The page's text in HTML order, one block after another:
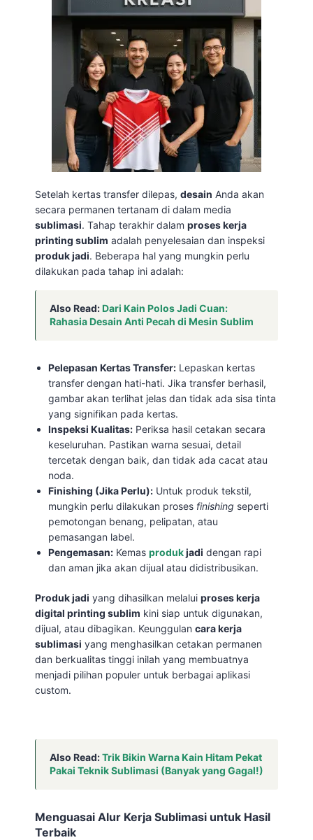
Setelah kertas transfer dilepas, desain Anda akan
secara permanen tertanam di dalam media
sublimasi. Tahap terakhir dalam proses kerja
printing sublim adalah penyelesaian dan inspeksi
produk jadi. Beberapa hal yang mungkin perlu
dilakukan pada tahap ini adalah:
Also Read:Dari Kain Polos Jadi Cuan:
Rahasia Desain Anti Pecah di Mesin Sublim
Pelepasan Kertas Transfer: Lepaskan kertas
transfer dengan hati-hati. Jika transfer berhasil,
gambar akan terlihat jelas dan tidak ada sisa tinta
yang signifikan pada kertas.
Inspeksi Kualitas: Periksa hasil cetakan secara
keseluruhan. Pastikan warna sesuai, detail
tercetak dengan baik, dan tidak ada cacat atau
noda.
Finishing (Jika Perlu): Untuk produk tekstil,
mungkin perlu dilakukan proses finishing seperti
pemotongan benang, pelipatan, atau
pemasangan label.
Pengemasan: Kemasprodukjadi dengan rapi
dan aman jika akan dijual atau didistribusikan.
Produk jadi yang dihasilkan melalui proses kerja
digital printing sublim kini siap untuk digunakan,
dijual, atau dibagikan. Keunggulan cara kerja
sublimasi yang menghasilkan cetakan permanen
dan berkualitas tinggi inilah yang membuatnya
menjadi pilihan populer untuk berbagai aplikasi
custom.
Also Read:Trik Bikin Warna Kain Hitam Pekat
Pakai Teknik Sublimasi (Banyak yang Gagal!)
Menguasai Alur Kerja Sublimasi untuk Hasil
Terbaik